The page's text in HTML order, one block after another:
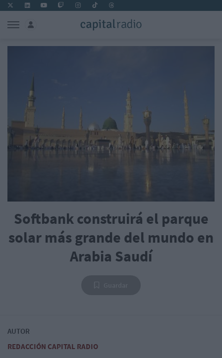
Softbank construirá el parque
solar más grande del mundo en
Arabia Saudí
AUTOR
REDACCIÓN CAPITAL RADIO